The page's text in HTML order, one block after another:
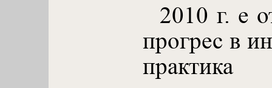
2010 г. е
прогрес в
практика